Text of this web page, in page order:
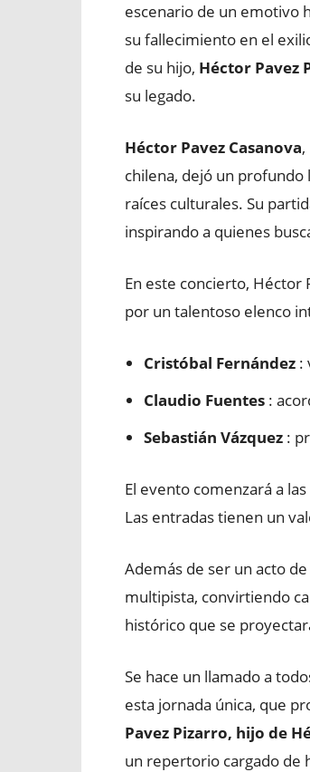
escenario de un emotivo
su fallecimiento en el
de su hijo, Héctor Pavez
su legado.
Héctor Pavez Casanova
chilena, dejó un
raíces culturales. Su
inspirando a quienes
En este concierto, Héctor
por un talentoso elenco
Cristóbal Fernández :
Claudio Fuentes :
Sebastián Vázquez :
El evento comenzará a las
Las entradas tienen un
Además de ser un acto
multipista, convirtiendo
histórico que se
Se hace un llamado a
esta jornada única, que
Pavez Pizarro, hijo de
un repertorio cargado de